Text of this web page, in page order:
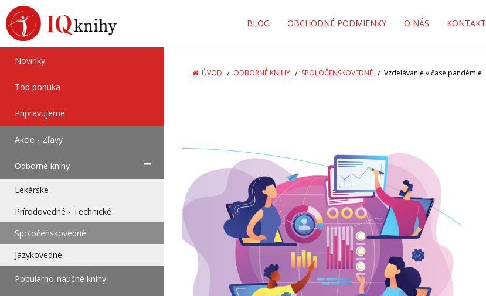
BLOG OBCHODNÉ PODMIENKY O NÁS KONTAKT
Novinky
Top ponuka
Pripravujeme
Akcie - Zľavy
Odborné knihy
Lekárske
Prírodovedné - Technické
Spoločenskovedné
Jazykovedné
Populárno-náučné knihy
ÚVOD ODBORNÉ KNIHY SPOLOČENSKOVEDNÉ Vzdelávanie v čase pandémie